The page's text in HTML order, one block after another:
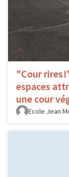
"Cour
espaces
une cour
Ecole Jean